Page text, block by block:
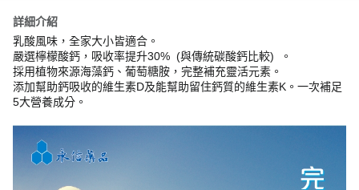
詳細介紹
乳酸風味，全家大小皆適合。
嚴選檸檬酸鈣，吸收率提升30% (與傳統碳酸鈣比較) 。
採用植物來源海藻鈣、葡萄糖胺，完整補充靈活元素。
添加幫助鈣吸收的維生素D及能幫助留住鈣質的維生素K。一次補足
5大營養成分。